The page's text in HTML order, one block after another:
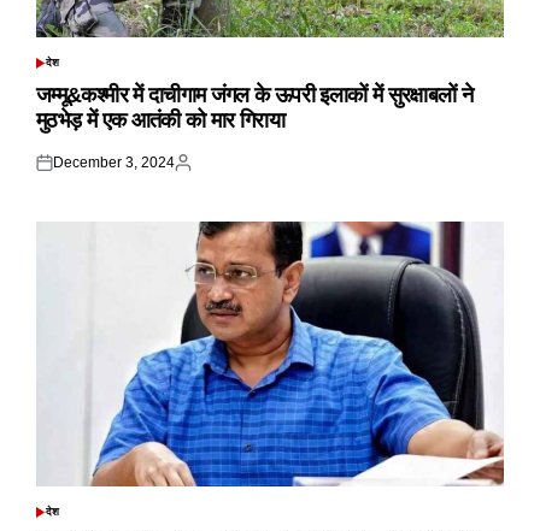
POSTED
देश
जम्मू&कश्मीर में दाचीगाम जंगल के ऊपरी इलाकों में सुरक्षाबलों ने
मुठभेड़ में एक आतंकी को मार गिराया
Posted
December 3, 2024
Posted
POSTED
देश